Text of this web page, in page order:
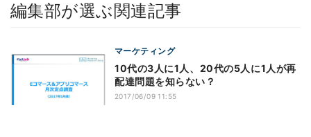
編集部が選ぶ関連記事
マーケティング
10代の3人に1人、20代の5人に1人が再
配達問題を知らない？
2017/06/09 11:55